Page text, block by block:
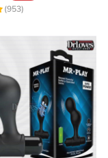
(953)